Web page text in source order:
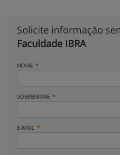
Solicite informação
Faculdade IBRA
NOME
SOBRENOME
E-MAIL